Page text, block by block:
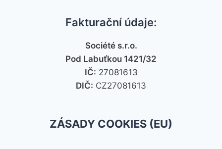
Fakturační údaje:
Société s.r.o.
Pod Labuťkou 1421/32
IČ: 27081613
DIČ: CZ27081613
ZÁSADY COOKIES (EU)